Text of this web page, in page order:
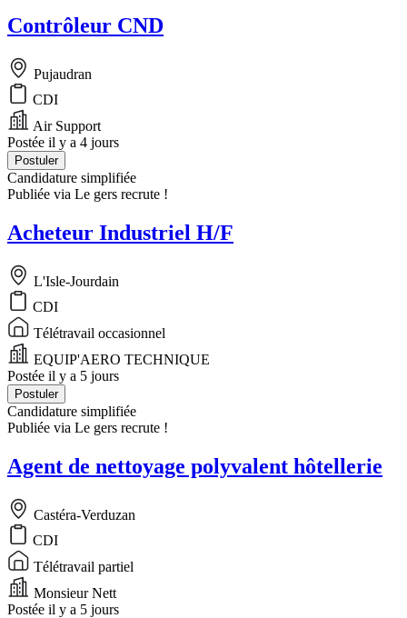
Contrôleur CND
Pujaudran
CDI
Air Support
Postée il y a 4 jours
Postuler
Candidature simplifiée
Publiée via Le gers recrute !
Acheteur Industriel H/F
L'Isle-Jourdain
CDI
Télétravail occasionnel
EQUIP'AERO TECHNIQUE
Postée il y a 5 jours
Postuler
Candidature simplifiée
Publiée via Le gers recrute !
Agent de nettoyage polyvalent hôtellerie
Castéra-Verduzan
CDI
Télétravail partiel
Monsieur Nett
Postée il y a 5 jours